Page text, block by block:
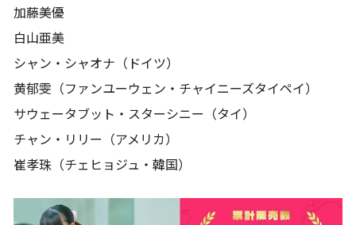
加藤美優
白山亜美
シャン・シャオナ（ドイツ）
黄郁雯（ファンユーウェン・チャイニーズタイペイ）
サウェータブット・スターシニー（タイ）
チャン・リリー（アメリカ）
崔孝珠（チェヒョジュ・韓国）